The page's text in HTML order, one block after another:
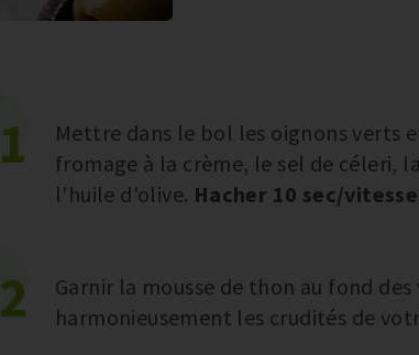
1
Mettre dans le bol les oignons verts
fromage à la crème, le sel de céleri,
l'huile d'olive. Hacher 10 sec/
2
Garnir la mousse de thon au fond
harmonieusement les crudités de